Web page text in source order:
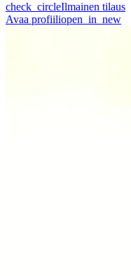
check_circleIlmainen tilaus
Avaa profiiliopen_in_new